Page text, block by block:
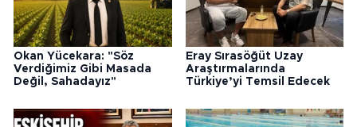
Okan Yücekara: "Söz
Verdiğimiz Gibi Masada
Değil, Sahadayız"
Eray Sırasöğüt Uzay
Araştırmalarında
Türkiye’yi Temsil Edecek